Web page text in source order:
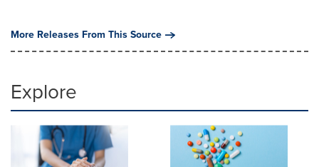
More Releases From This Source
Explore